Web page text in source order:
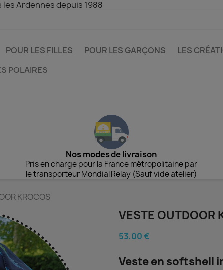
Ardennes depuis 1988
POUR LES FILLES POUR LES GARÇONS LES
POLAIRES
Nos modes de livraison
Pris en charge pour la France métropolitaine par
le transporteur Mondial Relay (Sauf vide atelier)
KROCOS
VESTE OUTDOOR
53,00 €
Veste en softshell